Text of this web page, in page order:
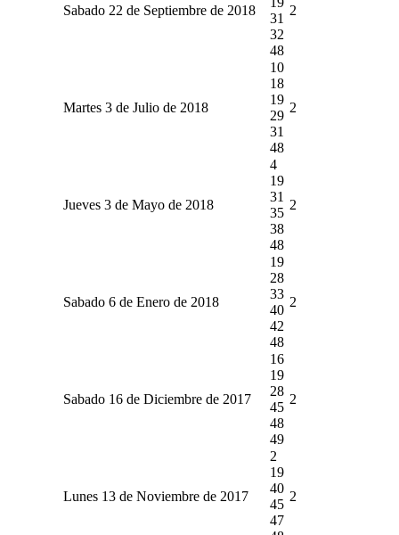
Sabado 22 de Septiembre de 2018
31
32
48
2
Martes 3 de Julio de 2018
10
18
19
29
31
48
2
Jueves 3 de Mayo de 2018
4
19
31
35
38
48
2
Sabado 6 de Enero de 2018
19
28
33
40
42
48
2
Sabado 16 de Diciembre de 2017
16
19
28
45
48
49
2
Lunes 13 de Noviembre de 2017
2
19
40
45
47
2